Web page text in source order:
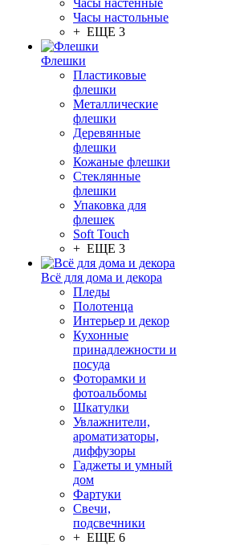
Часы настенные
Часы настольные
+ ЕЩЕ 3
Флешки
Пластиковые
флешки
Металлические
флешки
Деревянные
флешки
Кожаные флешки
Стеклянные
флешки
Упаковка для
флешек
Soft Touch
+ ЕЩЕ 3
Всё для дома и декора
Пледы
Полотенца
Интерьер и декор
Кухонные
принадлежности и
посуда
Фоторамки и
фотоальбомы
Шкатулки
Увлажнители,
ароматизаторы,
диффузоры
Гаджеты и умный
дом
Фартуки
Свечи,
подсвечники
+ ЕЩЕ 6